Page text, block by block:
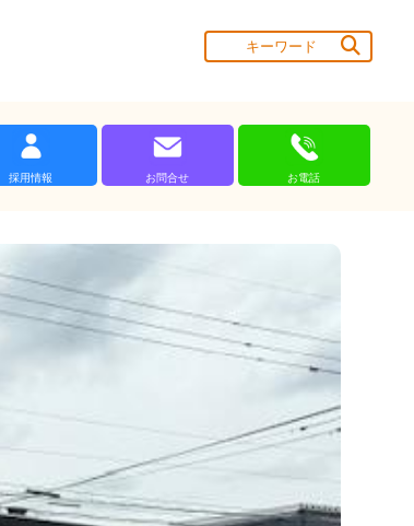
採用情報 お問合せ お電話